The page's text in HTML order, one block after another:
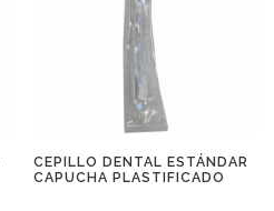
CEPILLO DENTAL ESTÁNDAR
CAPUCHA PLASTIFICADO